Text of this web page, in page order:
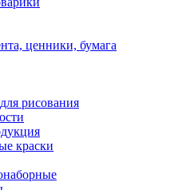
ценники, бумага
рисования
краски